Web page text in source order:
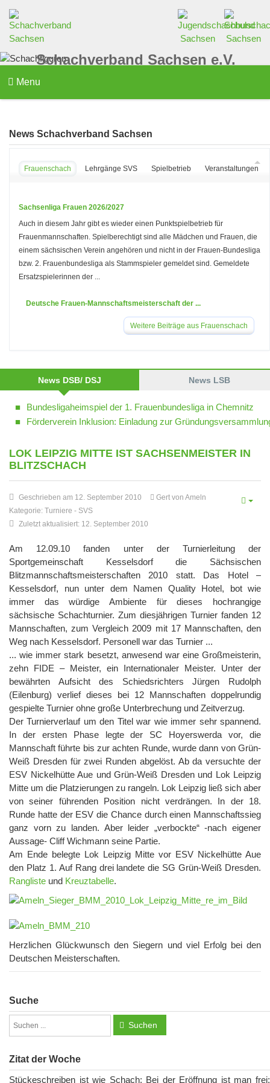
Schachverband Sachsen e.V.
Menu
News Schachverband Sachsen
Frauenschach Lehrgänge SVS Spielbetrieb Veranstaltungen
Sachsenliga Frauen 2026/2027
Auch in diesem Jahr gibt es wieder einen Punktspielbetrieb für
Frauenmannschaften. Spielberechtigt sind alle Mädchen und Frauen, die
einem sächsischen Verein angehören und nicht in der Frauen-Bundesliga
bzw. 2. Frauenbundesliga als Stammspieler gemeldet sind. Gemeldete
Ersatzspielerinnen der ...
Deutsche Frauen-Mannschaftsmeisterschaft der ...
Weitere Beiträge aus Frauenschach
News DSB/ DSJ News LSB
Bundesligaheimspiel der 1. Frauenbundesliga in Chemnitz
Förderverein Inklusion: Einladung zur
LOK LEIPZIG MITTE IST SACHSENMEISTER IN
BLITZSCHACH
Geschrieben am 12. September 2010
Gert von Ameln
Kategorie: Turniere - SVS
Zuletzt aktualisiert: 12. September 2010
Am 12.09.10 fanden unter der Turnierleitung der
Sportgemeinschaft Kesselsdorf die Sächsischen
Blitzmannschaftsmeisterschaften 2010 statt. Das Hotel –
Kesselsdorf, nun unter dem Namen Quality Hotel, bot wie
immer das würdige Ambiente für dieses hochrangige
sächsische Schachturnier. Zum diesjährigen Turnier fanden 12
Mannschaften, zum Vergleich 2009 mit 17 Mannschaften, den
Weg nach Kesselsdorf. Personell war das Turnier ...
... wie immer stark besetzt, anwesend war eine Großmeisterin,
zehn FIDE – Meister, ein Internationaler Meister. Unter der
bewährten Aufsicht des Schiedsrichters Jürgen Rudolph
(Eilenburg) verlief dieses bei 12 Mannschaften doppelrundig
gespielte Turnier ohne große Unterbrechung und Zeitverzug.
Der Turnierverlauf um den Titel war wie immer sehr spannend.
In der ersten Phase legte der SC Hoyerswerda vor, die
Mannschaft führte bis zur achten Runde, wurde dann von Grün-
Weiß Dresden für zwei Runden abgelöst. Ab da versuchte der
ESV Nickelhütte Aue und Grün-Weiß Dresden und Lok Leipzig
Mitte um die Platzierungen zu rangeln. Lok Leipzig ließ sich aber
von seiner führenden Position nicht verdrängen. In der 18.
Runde hatte der ESV die Chance durch einen Mannschaftssieg
ganz vorn zu landen. Aber leider „verbockte“ -nach eigener
Aussage- Cliff Wichmann seine Partie.
Am Ende belegte Lok Leipzig Mitte vor ESV Nickelhütte Aue
den Platz 1. Auf Rang drei landete die SG Grün-Weiß Dresden.
Rangliste und Kreuztabelle.
Herzlichen Glückwunsch den Siegern und viel Erfolg bei den
Deutschen Meisterschaften.
Suche
Suchen
Zitat der Woche
Stückeschreiben ist wie Schach: Bei der Eröffnung ist man frei;